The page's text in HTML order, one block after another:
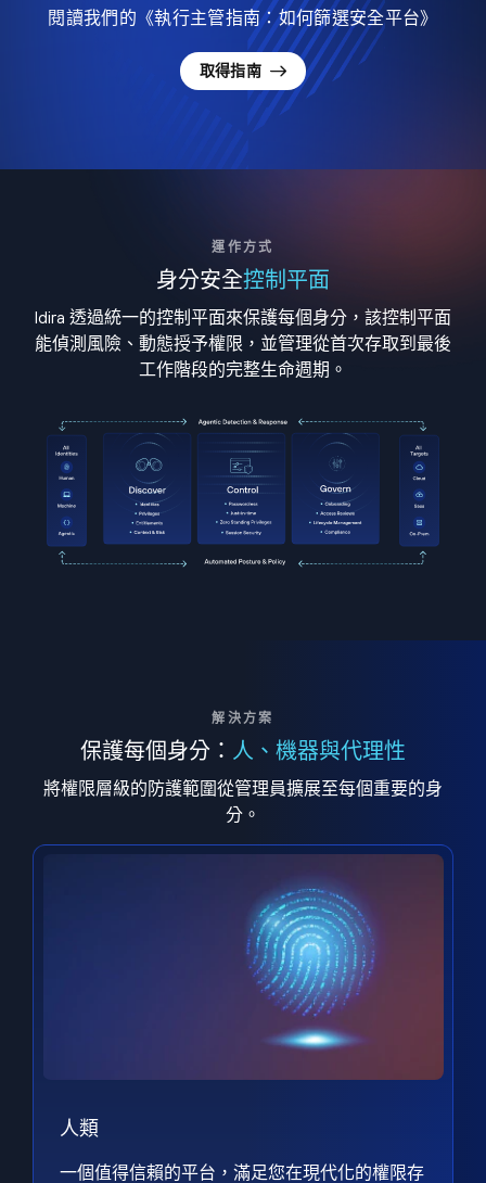
閱讀我們的《執行主管指南：如何篩選安全平台》
取得指南
運作方式
身分安全控制平面
Idira 透過統一的控制平面來保護每個身分，該控制平面
能偵測風險、動態授予權限，並管理從首次存取到最後
工作階段的完整生命週期。
解決方案
保護每個身分： 人、機器與代理性
將權限層級的防護範圍從管理員擴展至每個重要的身
分。
人類
一個值得信賴的平台，滿足您在現代化的權限存